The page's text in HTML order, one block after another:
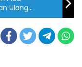
Ulang